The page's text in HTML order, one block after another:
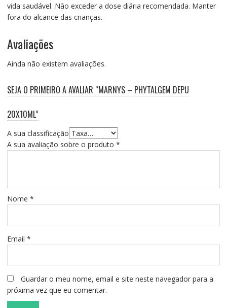
vida saudável. Não exceder a dose diária recomendada. Manter
fora do alcance das crianças.
Avaliações
Ainda não existem avaliações.
SEJA O PRIMEIRO A AVALIAR “MARNYS – PHYTALGEM DEPU
20X10ML”
A sua classificação
A sua avaliação sobre o produto *
Nome *
Email *
Guardar o meu nome, email e site neste navegador para a
próxima vez que eu comentar.